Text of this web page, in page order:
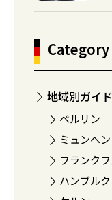
Category
地域別ガイド
ベルリン
ミュンヘン
フランク
ハンブルク